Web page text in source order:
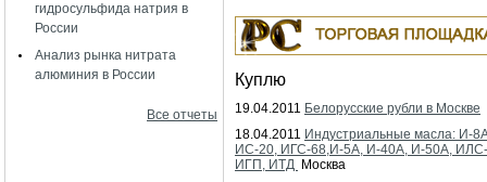
гидросульфида натрия в
России
Анализ рынка нитрата
алюминия в России
Все отчеты
Куплю
19.04.2011 Белорусские рубли в Москве
18.04.2011 Индустриальные масла: И-
ИС-20, ИГС-68,И-5А, И-40А, И-50А,
ИГП, ИТД Москва